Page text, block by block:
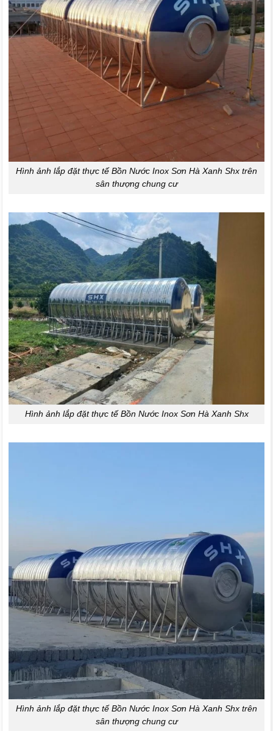
Hình ảnh lắp đặt thực tế Bồn Nước Inox Sơn Hà Xanh Shx trên
sân thượng chung cư
Hình ảnh lắp đặt thực tế Bồn Nước Inox Sơn Hà Xanh Shx
Hình ảnh lắp đặt thực tế Bồn Nước Inox Sơn Hà Xanh Shx trên
sân thượng chung cư